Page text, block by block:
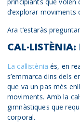
d’explorar moviments
Ara t’estaràs
La cal·listènia és, en
s’emmarca dins dels
que va un pas més
moviments. Amb la
gimnàstiques que
corporal.